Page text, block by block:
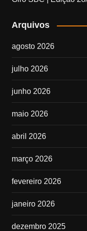
Arquivos
agosto 2026
julho 2026
junho 2026
maio 2026
abril 2026
março 2026
fevereiro 2026
janeiro 2026
dezembro 2025